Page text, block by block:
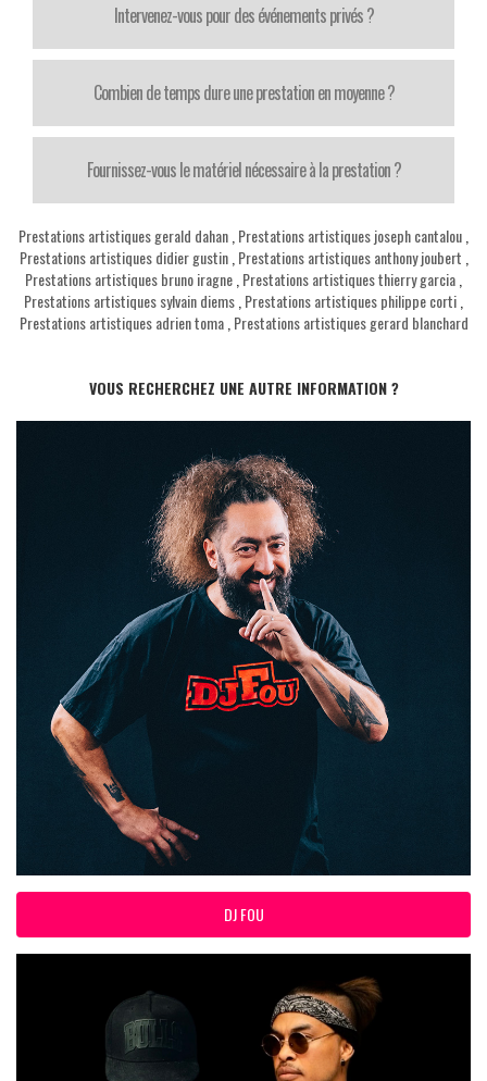
Intervenez-vous pour des événements privés ?
Combien de temps dure une prestation en moyenne ?
Fournissez-vous le matériel nécessaire à la prestation ?
Prestations artistiques gerald dahan Prestations artistiques joseph cantalou
Prestations artistiques didier gustin, Prestations artistiques anthony joubert
Prestations artistiques bruno iragne Prestations artistiques thierry garcia
Prestations artistiques sylvain diems Prestations artistiques philippe corti
Prestations artistiques adrien toma, Prestations artistiques gerard blanchard
VOUS RECHERCHEZ UNE AUTRE INFORMATION ?
DJ FOU